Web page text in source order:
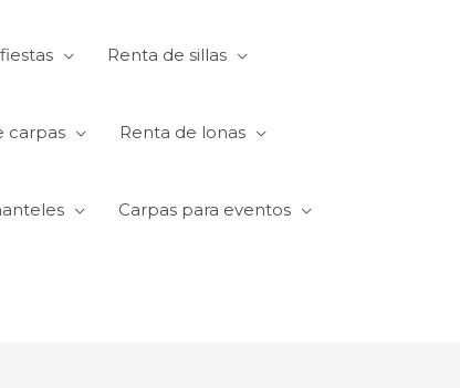
Renta de sillas
carpas Renta de lonas
Carpas para eventos